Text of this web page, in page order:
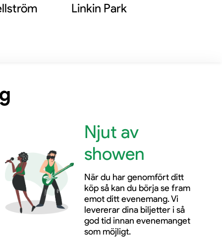
Linkin Park
Njut av
showen
När du har genomfört ditt
köp så kan du börja se fram
emot ditt evenemang. Vi
levererar dina biljetter i så
god tid innan evenemanget
som möjligt.